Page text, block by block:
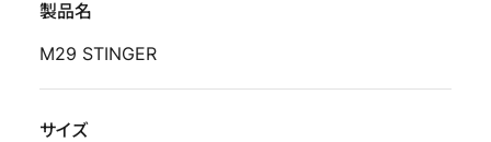
製品名
M29 STINGER
サイズ